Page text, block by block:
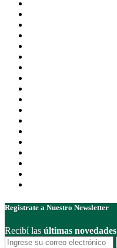
Registrate a Nuestro Newsletter
Recibí las últimas novedades